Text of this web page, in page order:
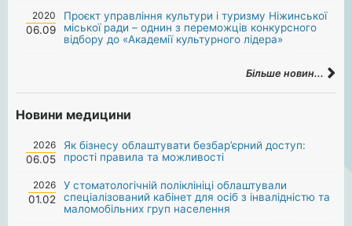
2020
06.09
Проєкт управління культури і туризму Ніжинської
міської ради – однин з переможців конкурсного
відбору до «Академії культурного лідера»
Більше новин...
Новини медицини
2026
06.05
Як бізнесу облаштувати безбар’єрний доступ:
прості правила та можливості
2026
01.02
У стоматологічній поліклініці облаштували
спеціалізований кабінет для осіб з інвалідністю та
маломобільних груп населення